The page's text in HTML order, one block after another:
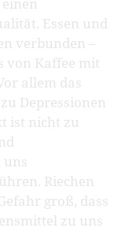
Essen und
verbunden –
von Kaffee mit
allem das
Depressionen
ist nicht zu
Riechen
groß, dass
zu uns